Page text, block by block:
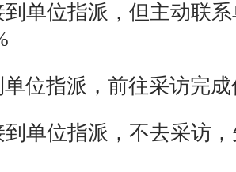
位指派，但主动联系
指派，前往采访完成
位指派，不去采访，